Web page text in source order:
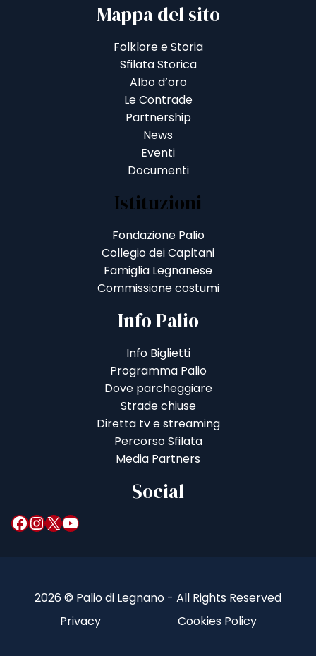
Mappa del sito
Folklore e Storia
Sfilata Storica
Albo d’oro
Le Contrade
Partnership
News
Eventi
Documenti
Istituzioni
Fondazione Palio
Collegio dei Capitani
Famiglia Legnanese
Commissione costumi
Info Palio
Info Biglietti
Programma Palio
Dove parcheggiare
Strade chiuse
Diretta tv e streaming
Percorso Sfilata
Media Partners
Social
Facebook InstagramX YouTube
2026 © Palio di Legnano - All Rights Reserved
Privacy
Cookies Policy